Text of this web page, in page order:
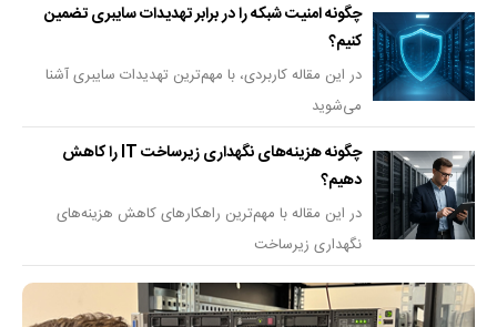
چگونه امنیت شبکه را در برابر تهدیدات سایبری تضمین
کنیم؟
در این مقاله کاربردی، با مهم‌ترین تهدیدات سایبری آشنا
می‌شوید
چگونه هزینه‌های نگهداری زیرساخت IT را کاهش
دهیم؟
در این مقاله با مهم‌ترین راهکارهای کاهش هزینه‌های
نگهداری زیرساخت